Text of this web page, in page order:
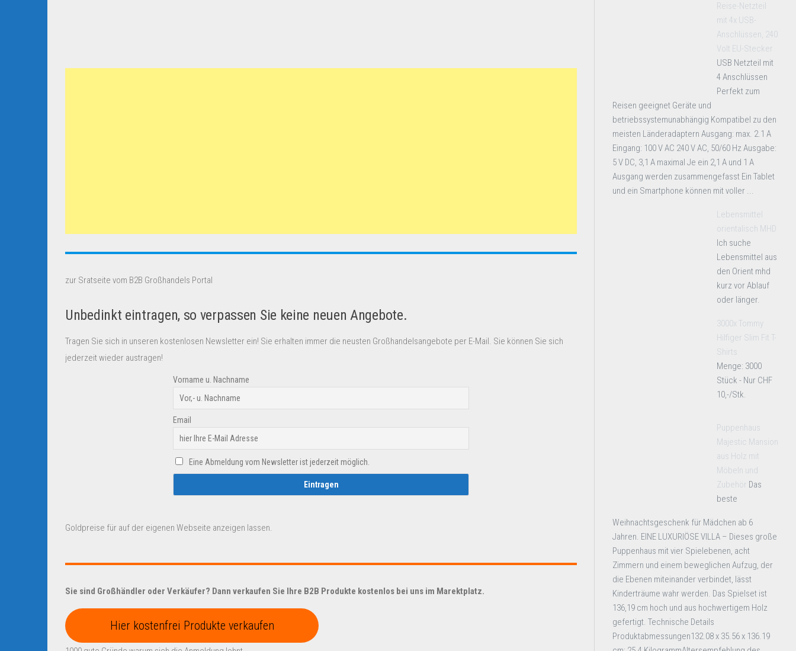
zur Sratseite vom B2B Großhandels Portal
Unbedinkt eintragen, so verpassen Sie keine neuen Angebote.
Tragen Sie sich in unseren kostenlosen Newsletter ein! Sie erhalten immer die neusten Großhandelsangebote per E-Mail. Sie können Sie sich
jederzeit wieder austragen!
Vorname u. Nachname
Email
Eine Abmeldung vom Newsletter ist jederzeit möglich.
Goldpreise für auf der eigenen Webseite anzeigen lassen.
Sie sind Großhändler oder Verkäufer? Dann verkaufen Sie Ihre B2B Produkte kostenlos bei uns im Marektplatz.
Hier kostenfrei Produkte verkaufen
Reise-Netzteil
mit 4x USB-
Anschlüssen, 240
Volt EU-Stecker
USB Netzteil mit
4 Anschlüssen
Perfekt zum
Reisen geeignet Geräte und
betriebssystemunabhängig Kompatibel zu den
meisten Länderadaptern Ausgang: max. 2.1 A
Eingang: 100 V AC 240 V AC, 50/60 Hz Ausgabe:
5 V DC, 3,1 A maximal Je ein 2,1 A und 1 A
Ausgang werden zusammengefasst Ein Tablet
und ein Smartphone können mit voller ...
Lebensmittel
orientalisch MHD
Ich suche
Lebensmittel aus
den Orient mhd
kurz vor Ablauf
oder länger.
3000x Tommy
Hilfiger Slim Fit T-
Shirts
Menge: 3000
Stück - Nur CHF
10,-/Stk.
Puppenhaus
Majestic Mansion
aus Holz mit
Möbeln und
Zubehör Das
beste
Weihnachtsgeschenk für Mädchen ab 6
Jahren. EINE LUXURIÖSE VILLA – Dieses große
Puppenhaus mit vier Spielebenen, acht
Zimmern und einem beweglichen Aufzug, der
die Ebenen miteinander verbindet, lässt
Kinderträume wahr werden. Das Spielset ist
136,19 cm hoch und aus hochwertigem Holz
gefertigt. Technische Details
Produktabmessungen‎132.08 x 35.56 x 136.19